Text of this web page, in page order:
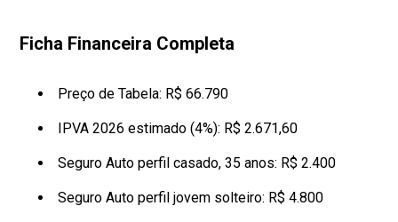
Ficha Financeira Completa
Preço de Tabela: R$ 66.790
IPVA 2026 estimado (4%): R$ 2.671,60
Seguro Auto perfil casado, 35 anos: R$ 2.400
Seguro Auto perfil jovem solteiro: R$ 4.800